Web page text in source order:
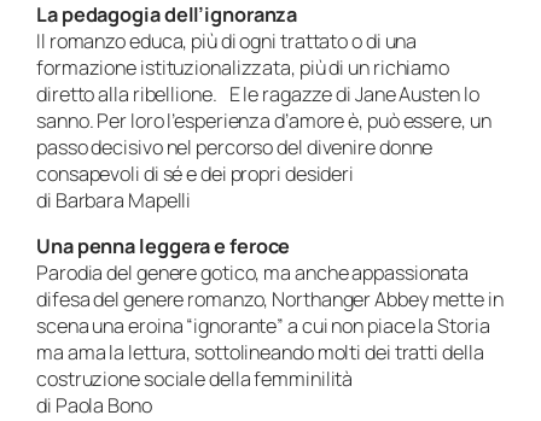
La pedagogia dell’ignoranza
Il romanzo educa, più di ogni trattato o di una
formazione istituzionalizzata, più di un richiamo
diretto alla ribellione. E le ragazze di Jane Austen lo
sanno. Per loro l’esperienza d’amore è, può essere, un
passo decisivo nel percorso del divenire donne
consapevoli di sé e dei propri desideri
di Barbara Mapelli
Una penna leggera e feroce
Parodia del genere gotico, ma anche appassionata
difesa del genere romanzo, Northanger Abbey mette in
scena una eroina “ignorante” a cui non piace la Storia
ma ama la lettura, sottolineando molti dei tratti della
costruzione sociale della femminilità
di Paola Bono